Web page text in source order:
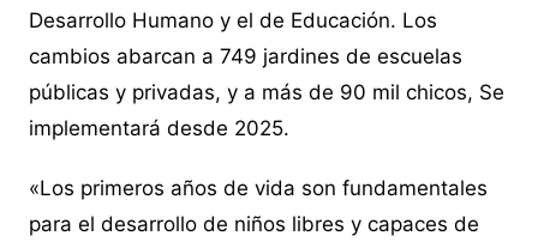
Desarrollo Humano y el de Educación. Los
cambios abarcan a 749 jardines de escuelas
públicas y privadas, y a más de 90 mil chicos, Se
implementará desde 2025.
«Los primeros años de vida son fundamentales
para el desarrollo de niños libres y capaces de